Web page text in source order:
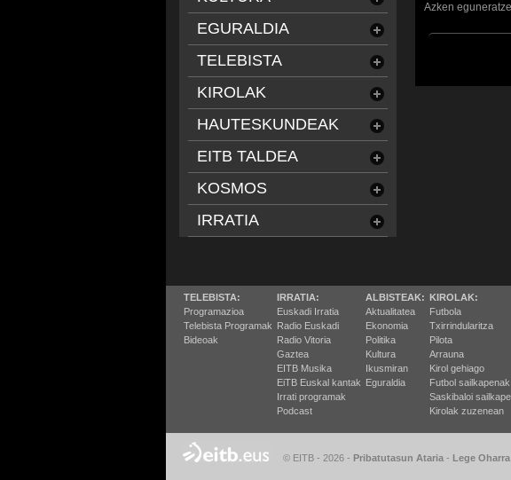
Azken
EGURALDIA
TELEBISTA
KIROLAK
HAUTESKUNDEAK
EITB TALDEA
KOSMOS
IRRATIA
TELEBISTA:
Programazioa
Telebista Programak
Bideoak
IRRATIA:
Euskadi Irratia
Radio Euskadi
Radio Vitoria
Gaztea
EITB Musika
EiTB Euskal kantak
Irrati programak
Podcast
ALBISTEAK:
Aktualitatea
Ekonomia
Politika
Kultura
Ikusmiran
Eguraldia
KIROLAK:
Futbola
Txirrindularitza
Pilota
Arrauna
Kirol gehiago
Futbol sailkapenak
Saskibaloi
Kirolak zuzenean
© EITB - 2026 - Pribatutasun Ataria - Lege Oharra